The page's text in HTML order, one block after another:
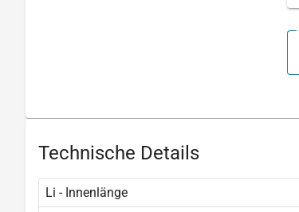
Technische Details
Li - Innenlänge